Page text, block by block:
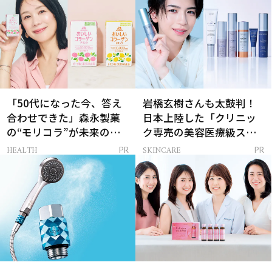
「50代になった今、答え
合わせできた」森永製菓
の“モリコラ”が未来のキ
レイを連れてくる！
HEALTH PR
岩橋玄樹さんも太鼓判！
日本上陸した「クリニッ
ク専売の美容医療級スキ
ンケア」
SKINCARE PR